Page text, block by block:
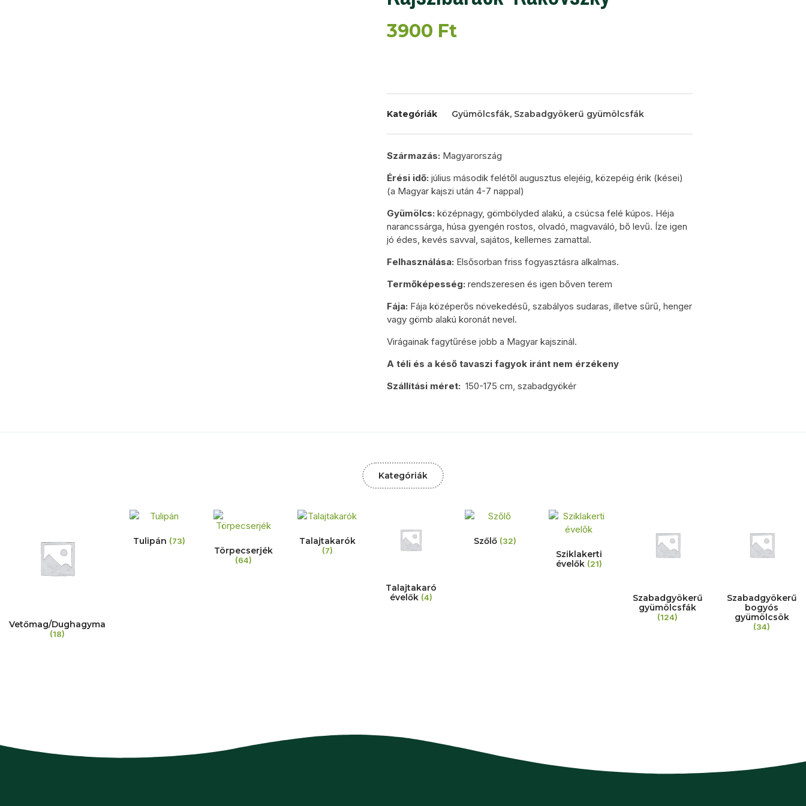
3900 Ft
Kategóriák Gyümölcsfák, Szabadgyökerű gyümölcsfák
Származás: Magyarország
Érési idő: július második felétől augusztus elejéig, közepéig érik (kései)
(a Magyar kajszi után 4-7 nappal)
Gyümölcs: középnagy, gömbölyded alakú, a csúcsa felé kúpos. Héja
narancssárga, húsa gyengén rostos, olvadó, magvaváló, bő levű. Íze igen
jó édes, kevés savval, sajátos, kellemes zamattal.
Felhasználása: Elsősorban friss fogyasztásra alkalmas.
Termőképesség: rendszeresen és igen bőven terem
Fája: Fája középerős növekedésű, szabályos sudaras, illetve sűrű, henger
vagy gömb alakú koronát nevel.
Virágainak fagytűrése jobb a Magyar kajszinál.
A téli és a késő tavaszi fagyok iránt nem érzékeny
Szállítási méret: 150-175 cm, szabadgyökér
Kategóriák
Vetőmag/Dughagyma
(18)
Tulipán (73)
Törpecserjék
(64)
Talajtakarók
(7)
Talajtakaró
évelők (4)
Szőlő (32)
Sziklakerti
évelők (21)
Szabadgyökerű
gyümölcsfák
(124)
Szabadgyökerű
bogyós
gyümölcsök
(34)